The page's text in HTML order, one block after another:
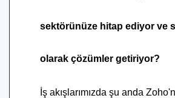
sektörünüze hitap ediyor ve
olarak çözümler getiriyor?
İş akışlarımızda şu anda